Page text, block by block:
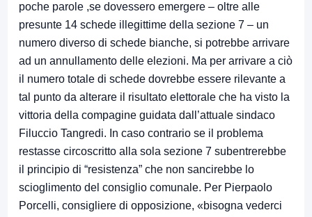
poche parole ,se dovessero emergere – oltre alle
presunte 14 schede illegittime della sezione 7 – un
numero diverso di schede bianche, si potrebbe arrivare
ad un annullamento delle elezioni. Ma per arrivare a ciò
il numero totale di schede dovrebbe essere rilevante a
tal punto da alterare il risultato elettorale che ha visto la
vittoria della compagine guidata dall’attuale sindaco
Filuccio Tangredi. In caso contrario se il problema
restasse circoscritto alla sola sezione 7 subentrerebbe
il principio di “resistenza” che non sancirebbe lo
scioglimento del consiglio comunale. Per Pierpaolo
Porcelli, consigliere di opposizione, «bisogna vederci